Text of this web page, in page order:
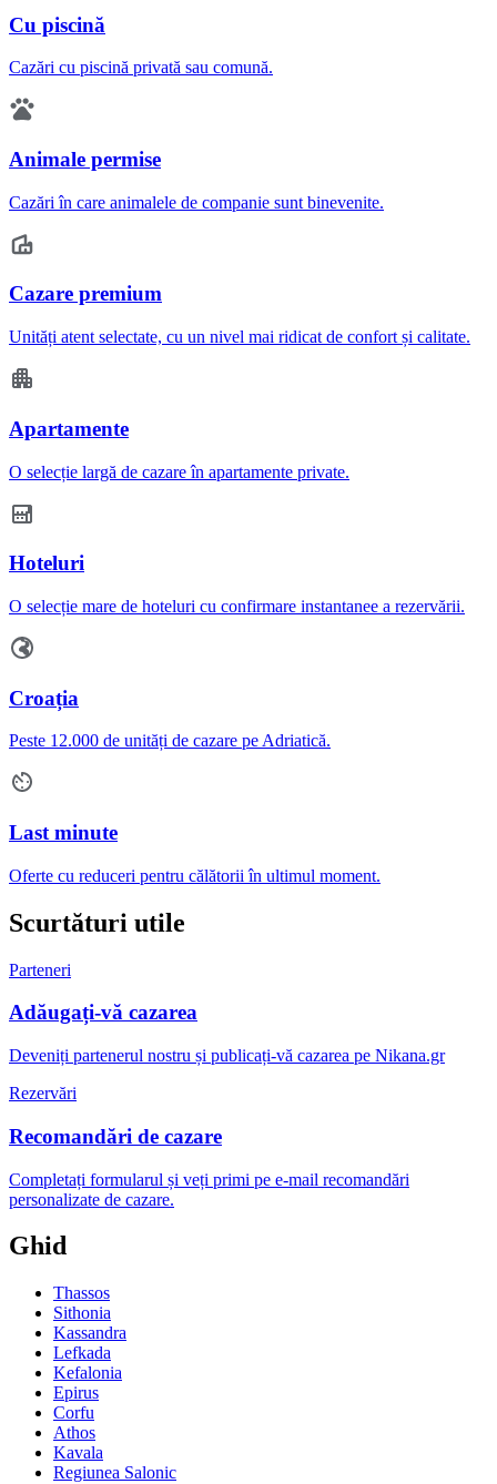
Cu piscină
Cazări cu piscină privată sau comună.
Animale permise
Cazări în care animalele de companie sunt binevenite.
Cazare premium
Unități atent selectate, cu un nivel mai ridicat de confort și calitate.
Apartamente
O selecție largă de cazare în apartamente private.
Hoteluri
O selecție mare de hoteluri cu confirmare instantanee a rezervării.
Croația
Peste 12.000 de unități de cazare pe Adriatică.
Last minute
Oferte cu reduceri pentru călătorii în ultimul moment.
Scurtături utile
Parteneri
Adăugați-vă cazarea
Deveniți partenerul nostru și publicați-vă cazarea pe Nikana.gr
Rezervări
Recomandări de cazare
Completați formularul și veți primi pe e-mail recomandări
personalizate de cazare.
Ghid
Thassos
Sithonia
Kassandra
Lefkada
Kefalonia
Epirus
Corfu
Athos
Kavala
Regiunea Salonic